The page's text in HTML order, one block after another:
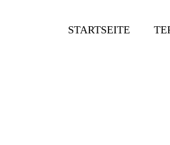
STARTSEITE